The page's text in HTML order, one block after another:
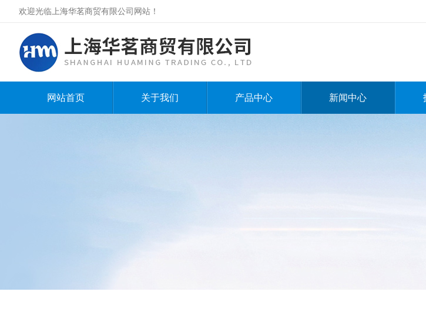
欢迎光临上海华茗商贸有限公司网站！
网站首页 关于我们 产品中心 新闻中心